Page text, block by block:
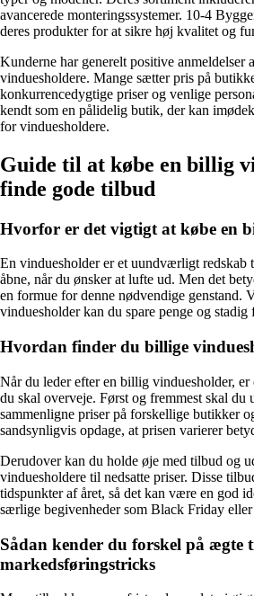
avancerede monteringssystemer. 10-4
deres produkter for at sikre høj kvalitet og
Kunderne har generelt positive anmeldelser
vinduesholdere. Mange sætter pris på
konkurrencedygtige priser og venlige
kendt som en pålidelig butik, der kan
for vinduesholdere.
Guide til at købe en billig
finde gode tilbud
Hvorfor er det vigtigt at købe en
En vinduesholder er et uundværligt redskab
åbne, når du ønsker at lufte ud. Men det
en formue for denne nødvendige genstand.
vinduesholder kan du spare penge og
Hvordan finder du billige
Når du leder efter en billig vinduesholder,
du skal overveje. Først og fremmest skal du
sammenligne priser på forskellige butikker
sandsynligvis opdage, at prisen varierer
Derudover kan du holde øje med tilbud og
vinduesholdere til nedsatte priser. Disse
tidspunkter af året, så det kan være en god
særlige begivenheder som Black Friday eller
Sådan kender du forskel på ægte
markedsføringstricks